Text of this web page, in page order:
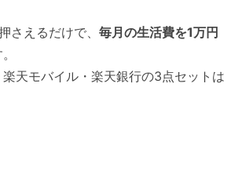
さえるだけで、 毎月の生活費を1万円
天モバイル・楽天銀行の3点セットは